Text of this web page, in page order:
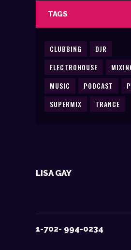
TAGS
CLUBBING
DJR
ELECTROHOUSE
MUSIC
PODCAST
SUPERMIX
TRANCE
LISA GAY
1-702- 994-0234